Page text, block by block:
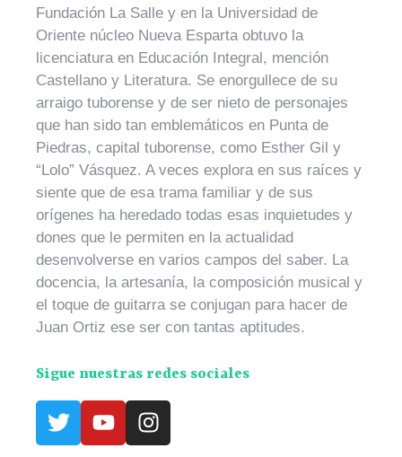
Fundación La Salle y en la Universidad de
Oriente núcleo Nueva Esparta obtuvo la
licenciatura en Educación Integral, mención
Castellano y Literatura. Se enorgullece de su
arraigo tuborense y de ser nieto de personajes
que han sido tan emblemáticos en Punta de
Piedras, capital tuborense, como Esther Gil y
“Lolo” Vásquez. A veces explora en sus raíces y
siente que de esa trama familiar y de sus
orígenes ha heredado todas esas inquietudes y
dones que le permiten en la actualidad
desenvolverse en varios campos del saber. La
docencia, la artesanía, la composición musical y
el toque de guitarra se conjugan para hacer de
Juan Ortiz ese ser con tantas aptitudes.
Sigue nuestras redes sociales